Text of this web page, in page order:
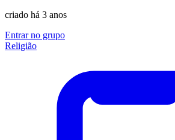
criado há 3 anos
Entrar no grupo
Religião